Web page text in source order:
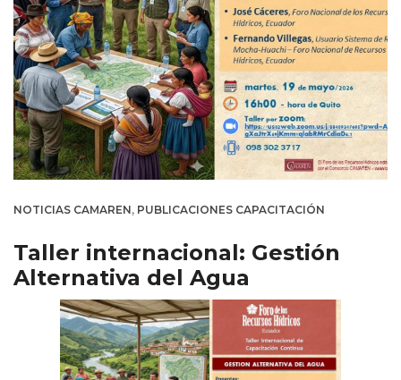
NOTICIAS CAMAREN, PUBLICACIONES CAPACITACIÓN
Taller internacional: Gestión
Alternativa del Agua